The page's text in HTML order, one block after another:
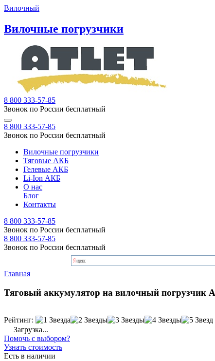
Вилочный
Вилочные погрузчики
8 800 333-57-85
Звонок по России бесплатный
8 800 333-57-85
Звонок по России бесплатный
Вилочные погрузчики
Тяговые АКБ
Гелевые АКБ
Li-Ion АКБ
О нас
Блог
Контакты
8 800 333-57-85
Звонок по России бесплатный
8 800 333-57-85
Звонок по России бесплатный
Главная
Тяговый аккумулятор на вилочный погрузчик
Рейтинг:
Загрузка...
Помочь с выбором?
Узнать стоимость
Есть в наличии